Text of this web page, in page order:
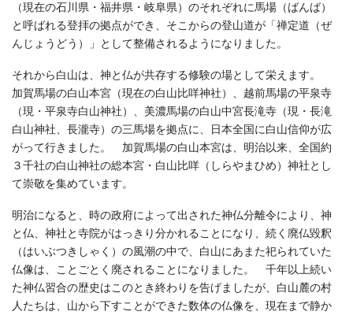
（現在の石川県・福井県・岐阜県） のそれぞれに馬場 （ばんば）
と呼ばれる登拝の拠点ができ、そこからの登山道が「禅定道 （ぜ
んじょうどう）
」として整備されるようになりました。
それから白山は、神と仏が共存する修験の場として栄えます。
加賀馬場の白山本宮 （現在の白山比咩神社）
、越前馬場の平泉寺
（現・平泉寺白山神社）
、美濃馬場の白山中宮長滝寺 （現・長滝
白山神社、長瀧寺） の三馬場を拠点に、日本全国に白山信仰が広
がって行きました。 加賀馬場の白山本宮は、明治以来、全国約
３千社の白山神社の総本宮・白山比咩 （しらやまひめ） 神社とし
て崇敬を集めています。
明治になると、時の政府によって出された神仏分離令により、神
と仏、神社と寺院がはっきり分かれることになり、続く廃仏毀釈
（はいぶつきしゃく） の風潮の中で、白山にあまた祀られていた
仏像は、ことごとく廃されることになりました。 千年以上続い
た神仏習合の歴史はこのとき終わりを告げましたが、白山麓の村
人たちは、山から下すことができた数体の仏像を、現在まで静か